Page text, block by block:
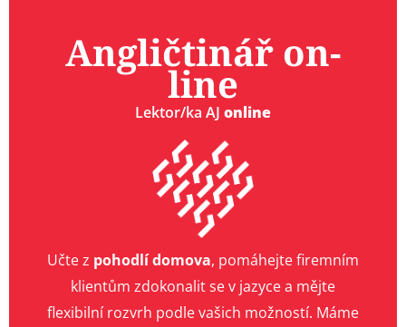
Angličtinář on-
line
Lektor/ka AJ online
Učte z pohodlí domova, pomáhejte firemním
klientům zdokonalit se v jazyce a mějte
flexibilní rozvrh podle vašich možností. Máme